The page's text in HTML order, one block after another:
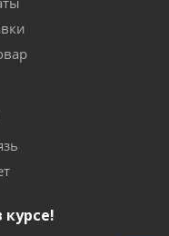
курсе!